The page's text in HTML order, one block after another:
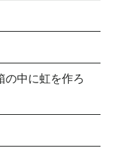
の中に虹を作ろ